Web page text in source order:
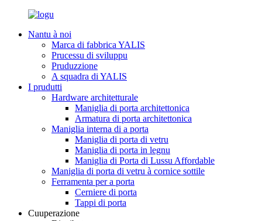
Nantu à noi
Marca di fabbrica YALIS
Prucessu di sviluppu
Pruduzzione
A squadra di YALIS
I prudutti
Hardware architetturale
Maniglia di porta architettonica
Armatura di porta architettonica
Maniglia interna di a porta
Maniglia di porta di vetru
Maniglia di porta in legnu
Maniglia di Porta di Lussu Affordable
Maniglia di porta di vetru à cornice sottile
Ferramenta per a porta
Cerniere di porta
Tappi di porta
Cuuperazione